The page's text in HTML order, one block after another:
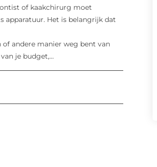
of kaakchirurg moet
apparatuur. Het is belangrijk dat
of andere manier weg bent van
je budget,...